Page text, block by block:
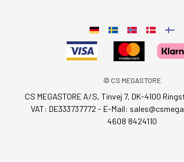
© CS MEGASTORE
CS MEGASTORE A/S, Tinvej 7, DK-4100
VAT: DE333737772 - E-Mail:
4608 8424110